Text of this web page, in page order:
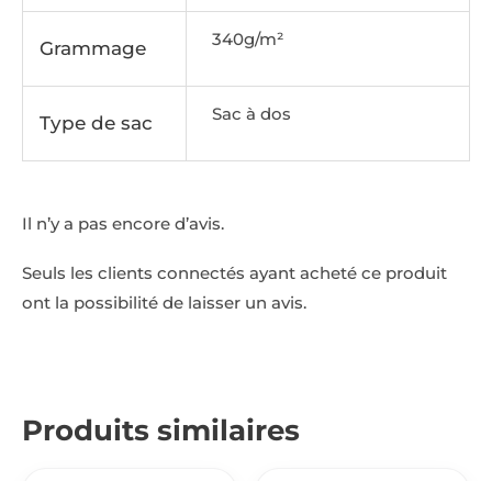
Grammage 340g/m²
Type de sac Sac à dos
Il n’y a pas encore d’avis.
Seuls les clients connectés ayant acheté ce produit
ont la possibilité de laisser un avis.
Produits similaires